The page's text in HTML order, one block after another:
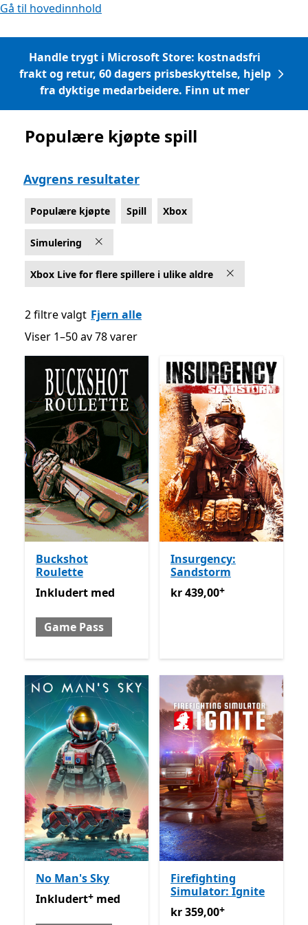
Gå til hovedinnhold
Handle trygt i Microsoft Store: kostnadsfri
frakt og retur, 60 dagers prisbeskyttelse, hjelp
fra dyktige medarbeidere. Finn ut mer
Liste Microsoft.com
Populære kjøpte spill
Avgrens resultater
Populære kjøpte Spill Xbox
Simulering
Xbox Live for flere spillere i ulike aldre
2 filtre valgt Fjern alle
Viser 1–50 av 78 varer
Viser 1–50 av 78 varer
Buckshot
Roulette
Inkludert med Game Pass
Inkludert med
Game Pass
Insurgency:
Sandstorm
kr 439,00Tilbyr kjøp i
kr 439,00+
No Man's Sky
Inkludert med Game Pass Tilbyr kjøp i appen
Inkludert+ med
Firefighting
Simulator: Ignite
kr 359,00Tilbyr kjøp i
kr 359,00+